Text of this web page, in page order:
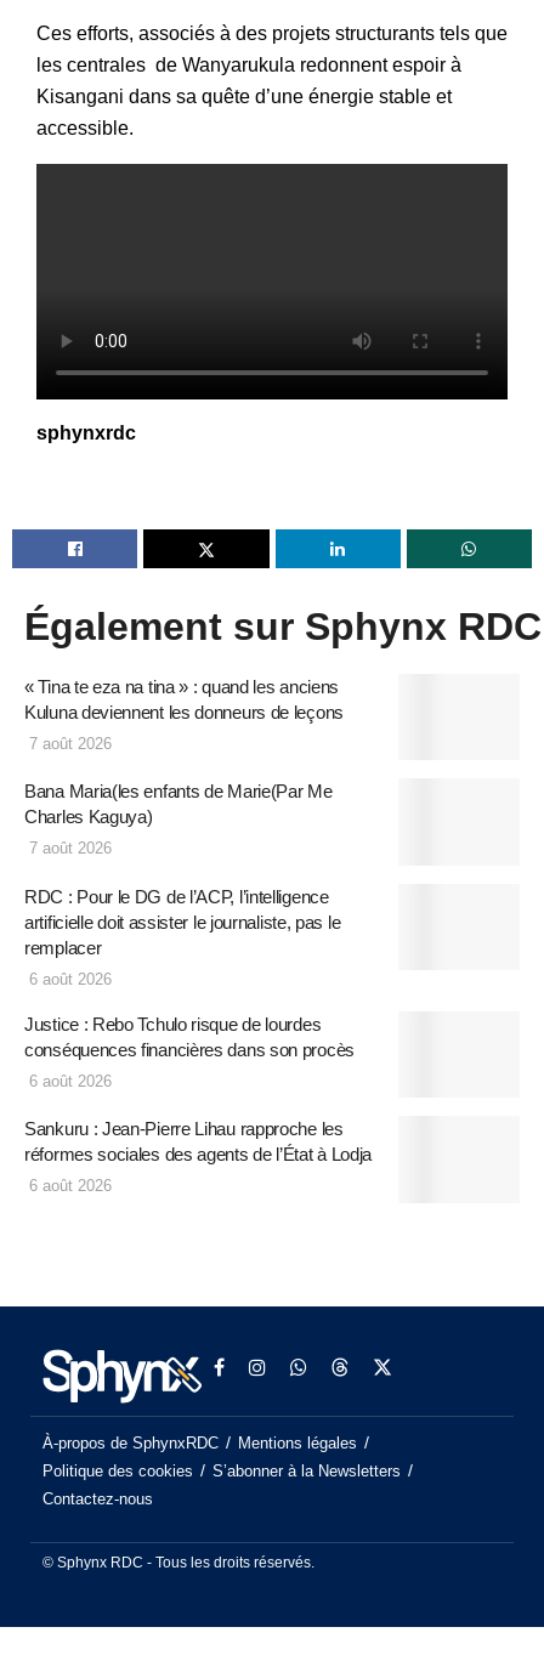
Ces efforts, associés à des projets structurants tels que
les centrales de Wanyarukula redonnent espoir à
Kisangani dans sa quête d’une énergie stable et
accessible.
sphynxrdc
Également sur Sphynx RDC
« Tina te eza na tina » : quand les anciens
Kuluna deviennent les donneurs de leçons
7 août 2026
Bana Maria(les enfants de Marie(Par Me
Charles Kaguya)
7 août 2026
RDC : Pour le DG de l’ACP, l’intelligence
artificielle doit assister le journaliste, pas le
remplacer
6 août 2026
Justice : Rebo Tchulo risque de lourdes
conséquences financières dans son procès
6 août 2026
Sankuru : Jean-Pierre Lihau rapproche les
réformes sociales des agents de l’État à Lodja
6 août 2026
À-propos de SphynxRDC
Mentions légales
Politique des cookies
S’abonner à la Newsletters
Contactez-nous
© Sphynx RDC - Tous les droits réservés.